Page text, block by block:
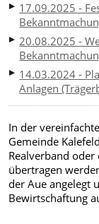
17.09.2025 -
20.08.2025 -
14.03.2024 -
Anlagen
In der
Gemeinde
Realverband
übertragen
der Aue angelegt
Bewirtschaftung